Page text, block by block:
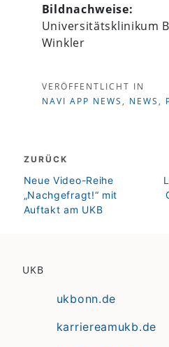
Bildnachweise:
Universitätsklinikum
Winkler
VERÖFFENTLICHT IN
NAVI APP NEWS , NEWS ,
ZURÜCK
zurück
Neue Video-Reihe
„Nachgefragt!“ mit
Auftakt am UKB
UKB
ukbonn.de
karriereamukb.de